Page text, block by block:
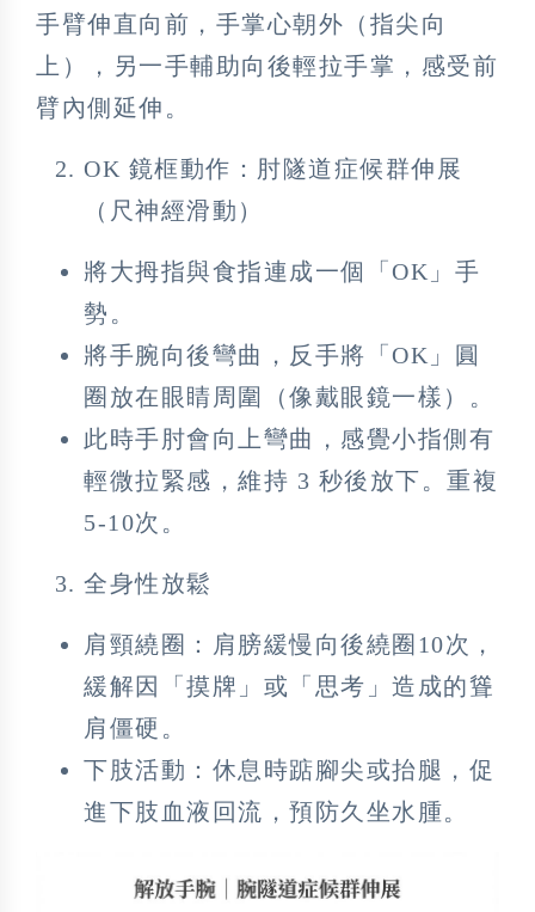
手臂伸直向前，手掌心朝外（指尖向
上），另一手輔助向後輕拉手掌，感受前
臂內側延伸。
OK 鏡框動作：肘隧道症候群伸展
（尺神經滑動）
將大拇指與食指連成一個「OK」手
勢。
將手腕向後彎曲，反手將「OK」圓
圈放在眼睛周圍（像戴眼鏡一樣）。
此時手肘會向上彎曲，感覺小指側有
輕微拉緊感，維持 3 秒後放下。重複
5-10次。
全身性放鬆
肩頸繞圈：肩膀緩慢向後繞圈10次，
緩解因「摸牌」或「思考」造成的聳
肩僵硬。
下肢活動：休息時踮腳尖或抬腿，促
進下肢血液回流，預防久坐水腫。